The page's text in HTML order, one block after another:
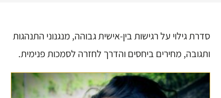
סדרת גילוי על רגישות בין-אישית גבוהה, מנגנוני התנהגות
ותגובה, מחירים ביחסים והדרך לחזרה לסמכות פנימית.